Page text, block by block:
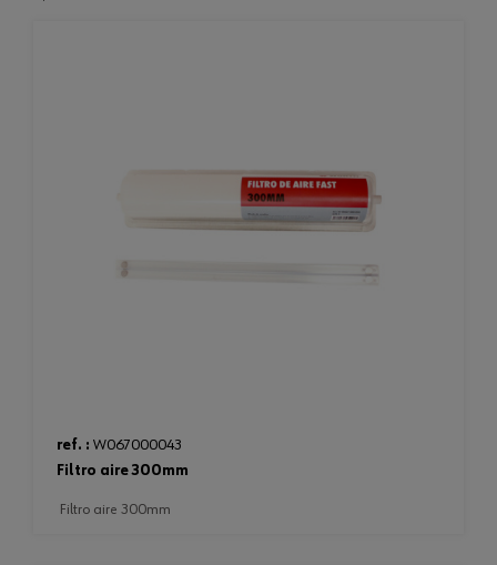
ref. : W067000043
filtro aire 300mm
filtro aire 300mm